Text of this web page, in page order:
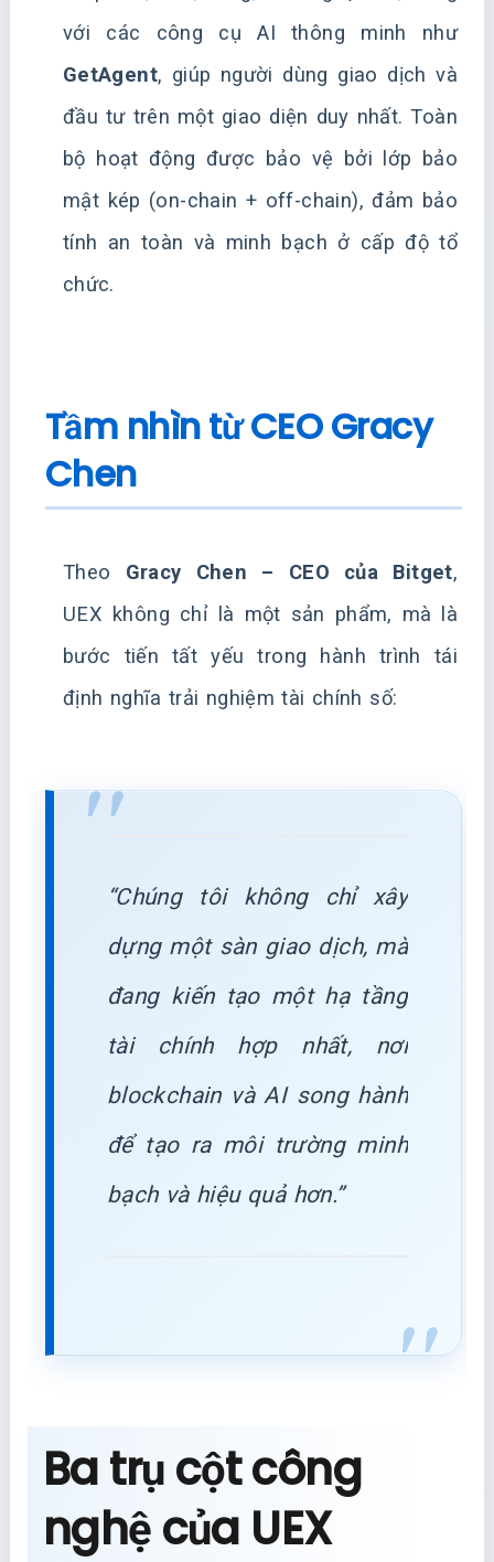
với các công cụ AI thông minh như
GetAgent, giúp người dùng giao dịch và
đầu tư trên một giao diện duy nhất. Toàn
bộ hoạt động được bảo vệ bởi lớp bảo
mật kép (on-chain + off-chain), đảm bảo
tính an toàn và minh bạch ở cấp độ tổ
chức.
Tầm nhìn từ CEO Gracy
Chen
Theo Gracy Chen – CEO của Bitget,
UEX không chỉ là một sản phẩm, mà là
bước tiến tất yếu trong hành trình tái
định nghĩa trải nghiệm tài chính số:
“Chúng tôi không chỉ xây
dựng một sàn giao dịch, mà
đang kiến tạo một hạ tầng
tài chính hợp nhất, nơi
blockchain và AI song hành
để tạo ra môi trường minh
bạch và hiệu quả hơn.”
Ba trụ cột công
nghệ của UEX